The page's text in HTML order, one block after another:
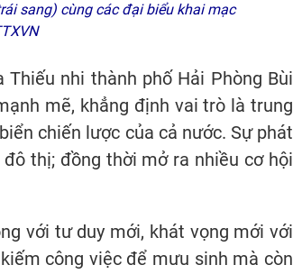
sang) cùng các đại biểu khai mạc
nhi thành phố Hải Phòng Bùi
mẽ, khẳng định vai trò là trung
chiến lược của cả nước. Sự phát
thị; đồng thời mở ra nhiều cơ hội
với tư duy mới, khát vọng mới với
công việc để mưu sinh mà còn